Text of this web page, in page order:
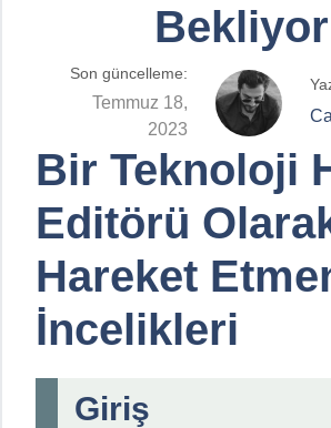
Son güncelleme:
Temmuz 18,
2023
Bir Teknoloji
Editörü
Hareket
İncelikleri
Giriş